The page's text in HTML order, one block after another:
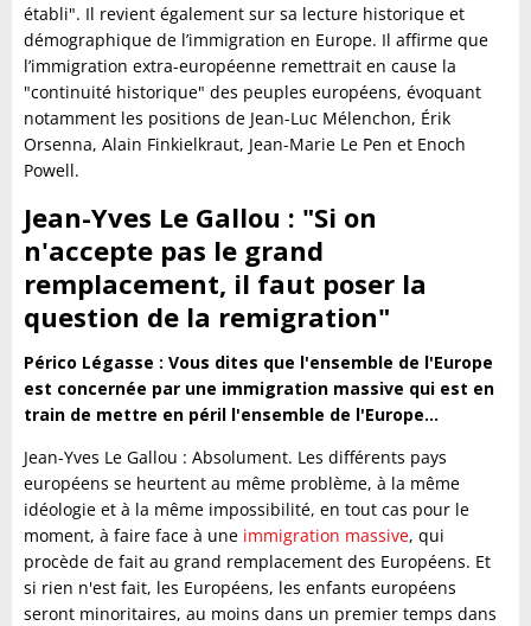
établi". Il revient également sur sa lecture historique et
démographique de l’immigration en Europe. Il affirme que
l’immigration extra-européenne remettrait en cause la
"continuité historique" des peuples européens, évoquant
notamment les positions de Jean-Luc Mélenchon, Érik
Orsenna, Alain Finkielkraut, Jean-Marie Le Pen et Enoch
Powell.
Jean-Yves Le Gallou : "Si on
n'accepte pas le grand
remplacement, il faut poser la
question de la remigration"
Périco Légasse : Vous dites que l'ensemble de l'Europe
est concernée par une immigration massive qui est en
train de mettre en péril l'ensemble de l'Europe…
Jean-Yves Le Gallou : Absolument. Les différents pays
européens se heurtent au même problème, à la même
idéologie et à la même impossibilité, en tout cas pour le
moment, à faire face à une immigration massive, qui
procède de fait au grand remplacement des Européens. Et
si rien n'est fait, les Européens, les enfants européens
seront minoritaires, au moins dans un premier temps dans